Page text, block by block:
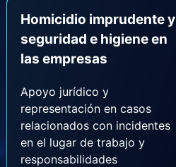
Homicidio imprudente y
seguridad e higiene en
las empresas
Apoyo jurídico y
representación en casos
relacionados con incidentes
en el lugar de trabajo y
responsabilidades